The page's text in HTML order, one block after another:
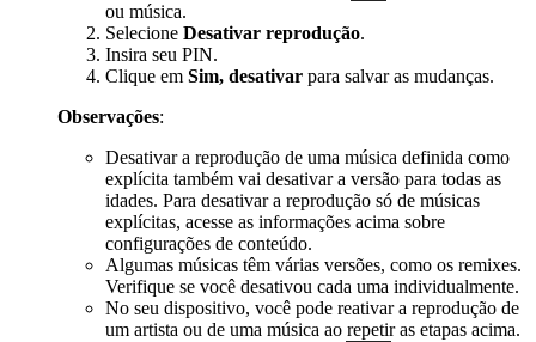
ou música.
Selecione Desativar reprodução.
Insira seu PIN.
Clique em Sim, desativar para salvar as mudanças.
Observações:
Desativar a reprodução de uma música definida como
explícita também vai desativar a versão para todas as
idades. Para desativar a reprodução só de músicas
explícitas, acesse as informações acima sobre
configurações de conteúdo.
Algumas músicas têm várias versões, como os remixes.
Verifique se você desativou cada uma individualmente.
No seu dispositivo, você pode reativar a reprodução de
um artista ou de uma música ao repetir as etapas acima.